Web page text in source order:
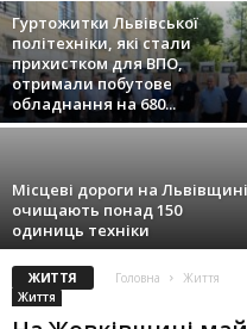
Гуртожитки Львівської
політехніки, які стали
прихистком для ВПО,
отримали побутове
обладнання на 680...
Місцеві дороги на Львівщині
очищають понад 150
одиниць техніки
ЖИТТЯ Головна
Життя
Життя